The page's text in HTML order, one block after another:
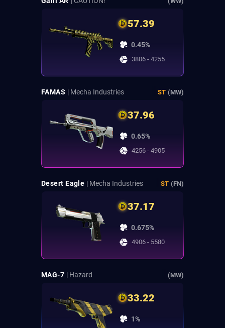
57.39
0.45%
3806 - 4255
FAMAS | Mecha Industries ST (MW)
37.96
0.65%
4256 - 4905
Desert Eagle | Mecha Industries ST (FN)
37.17
0.675%
4906 - 5580
MAG-7 | Hazard (MW)
33.22
1%